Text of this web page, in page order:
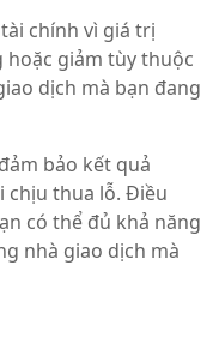
chính vì giá trị
hoặc giảm tùy thuộc
dịch mà bạn đang
bảo kết quả
chịu thua lỗ. Điều
có thể đủ khả năng
nhà giao dịch mà